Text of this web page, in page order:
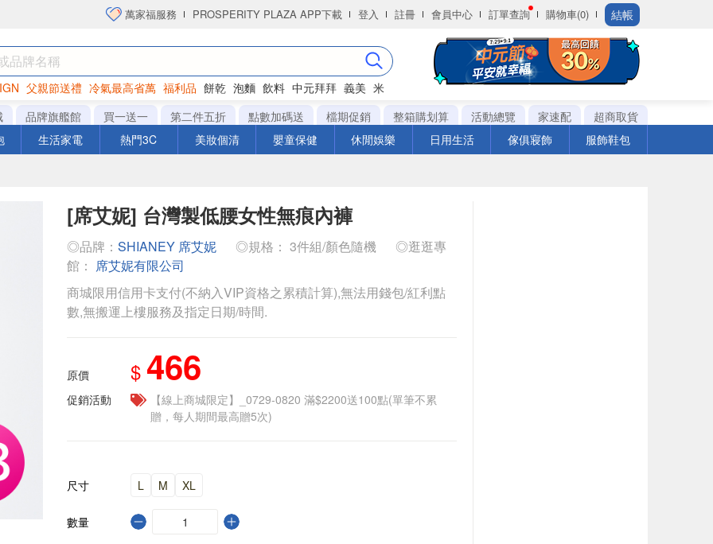
萬家福服務 PROSPERITY PLAZA APP下載 登入 註冊 會員中心 訂單查詢 購物車(0) 結帳
父親節送禮 冷氣最高省萬 福利品 餅乾 泡麵 飲料 中元拜拜 義美 米
洋芋片
品牌旗艦館 買一送一 第二件五折 點數加碼送 檔期促銷 整箱購划算 活動總覽 家速配
超商取貨
生活家電 熱門3C 美妝個清 嬰童保健 休閒娛樂 日用生活 傢俱寢飾 服飾鞋包
[席艾妮] 台灣製低腰女性無痕內褲
◎品牌： SHIANEY 席艾妮 ◎規格： 3件組/顏色隨機
◎逛逛專
館： 席艾妮有限公司
商城限用信用卡支付(不納入VIP資格之累積計算),無法用錢包/紅利點
數,無搬運上樓服務及指定日期/時間.
原價 $ 466
促銷活動
【線上商城限定】_0729-0820 滿$2200送100點(單筆不累
贈，每人期間最高贈5次)
尺寸 L M XL
數量